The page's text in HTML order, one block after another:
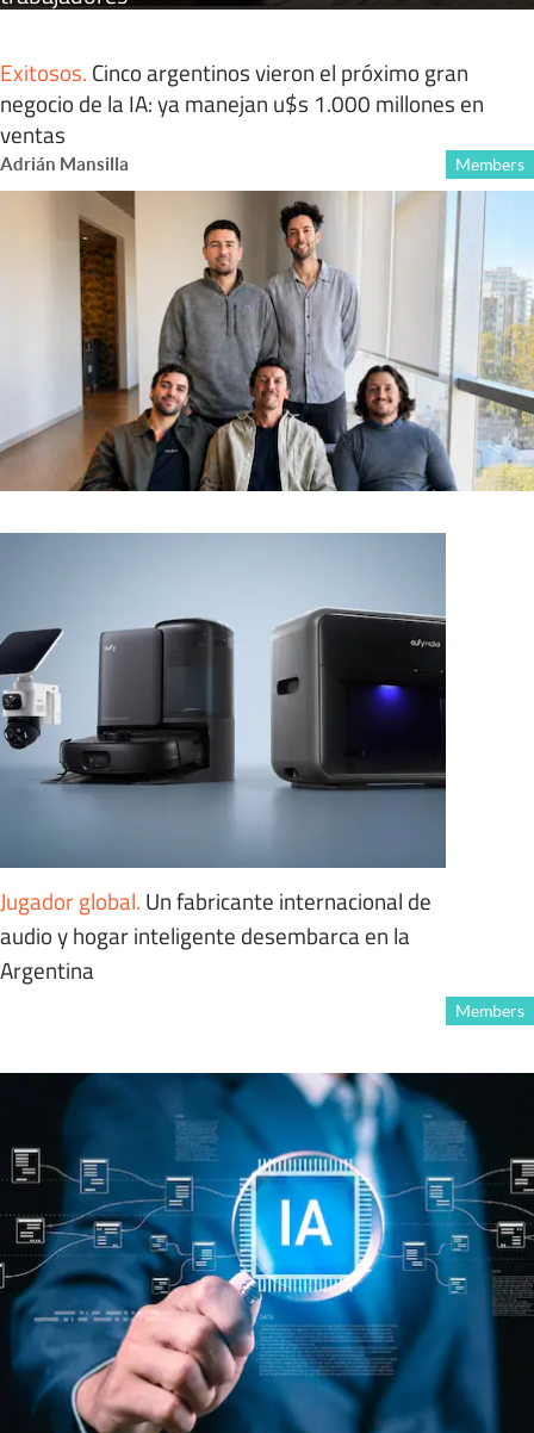
Exitosos. Cinco argentinos vieron el próximo gran
negocio de la IA: ya manejan u$s 1.000 millones en
ventas
Adrián Mansilla Members
Jugador global. Un fabricante internacional de
audio y hogar inteligente desembarca en la
Argentina
Members